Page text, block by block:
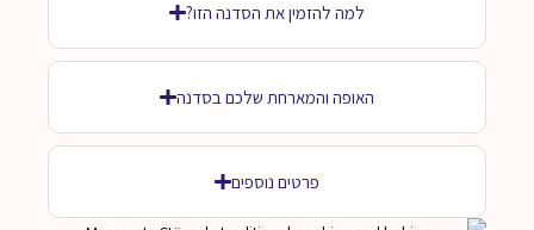
למה להזמין את הסדנה הזו?
האופה והמארחת שלכם בסדנה
פרטים נוספים